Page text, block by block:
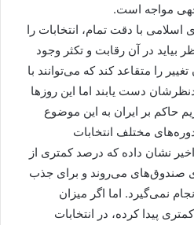
مواجه است.
با دقت تمام، انتخابات را
بیاید در آن رقابت و تکثر وجود
تغییر را متقاعد کند که می‌توانند با
دست یابند اما این روزها
حاکم بر ایران به این موضوع
مختلف انتخابات
نشان داده که درصد کمتری از
صندوق‌های می‌روند و برای جذب
نمی‌گیرد. اما اگر میزان
پیدا کرده، در انتخابات